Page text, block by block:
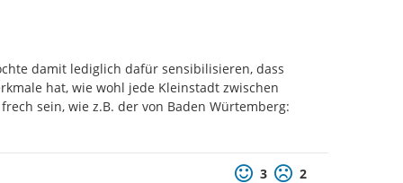
damit lediglich dafür sensibilisieren, dass
hat, wie wohl jede Kleinstadt zwischen
sein, wie z.B. der von Baden Würtemberg:
Positive Bewertung
3 Negative
2